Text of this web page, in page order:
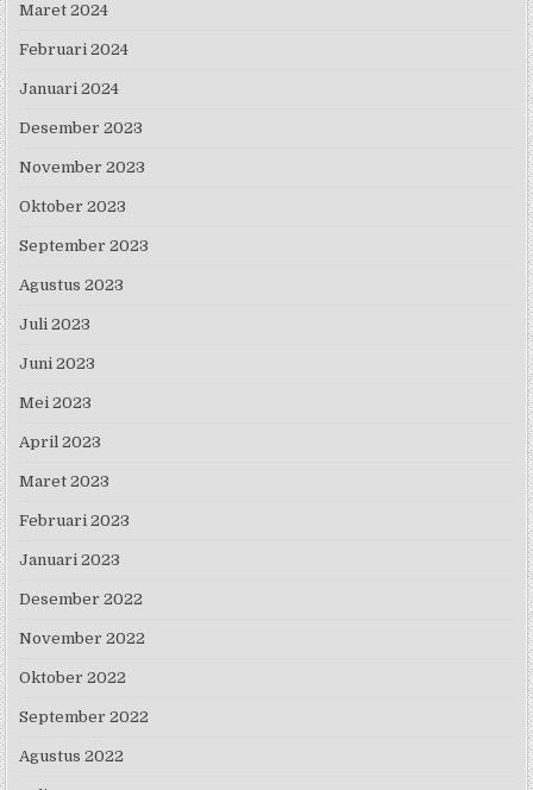
Maret 2024
Februari 2024
Januari 2024
Desember 2023
November 2023
Oktober 2023
September 2023
Agustus 2023
Juli 2023
Juni 2023
Mei 2023
April 2023
Maret 2023
Februari 2023
Januari 2023
Desember 2022
November 2022
Oktober 2022
September 2022
Agustus 2022